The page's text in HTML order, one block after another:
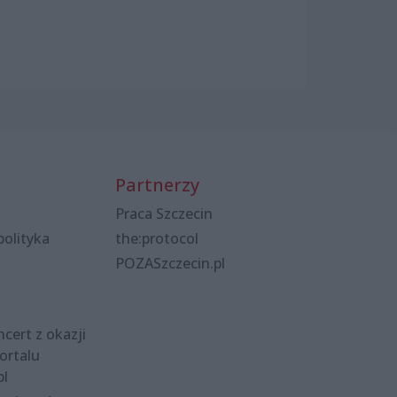
z okazji
Partnerzy
Praca Szczecin
the:protocol
POZASzczecin.pl